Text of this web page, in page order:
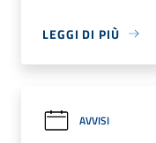
LEGGI DI PIÙ
AVVISI